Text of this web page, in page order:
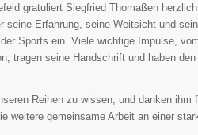
gratuliert Siegfried Thomaßen
seine Erfahrung, seine Weitsicht und
Sports ein. Viele wichtige Impulse,
tragen seine Handschrift und haben
Reihen zu wissen, und danken
weitere gemeinsame Arbeit an einer